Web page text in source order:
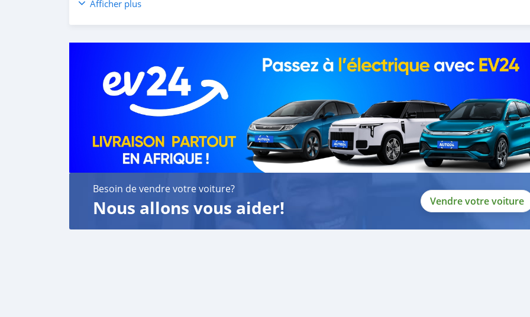
customer satisfaction. We are always here, to help you, and guide you towards
Afficher plus
Besoin de vendre votre voiture?
Nous allons vous aider! Vendre votre voiture